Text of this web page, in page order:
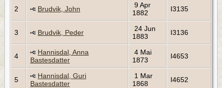
2 Brudvik, John
9 Apr
1882
I3135
3 Brudvik, Peder
24 Jun
1883
I3136
4
Hannisdal, Anna
Bastesdatter
4 Mai
1873
I4653
5
Hannisdal, Guri
Bastesdatter
1 Mar
1868
I4652